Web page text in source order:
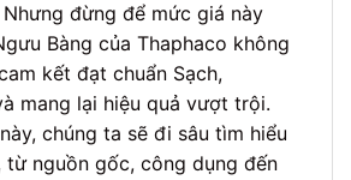
đừng để mức giá này
Bàng của Thaphaco không
kết đạt chuẩn Sạch,
mang lại hiệu quả vượt trội.
chúng ta sẽ đi sâu tìm hiểu
từ nguồn gốc, công dụng đến